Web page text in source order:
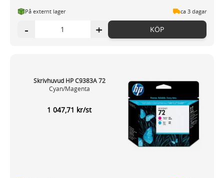
På externt lager ca 3 dagar
- + KÖP
Skrivhuvud HP C9383A 72
Cyan/Magenta
1 047,71 kr/st